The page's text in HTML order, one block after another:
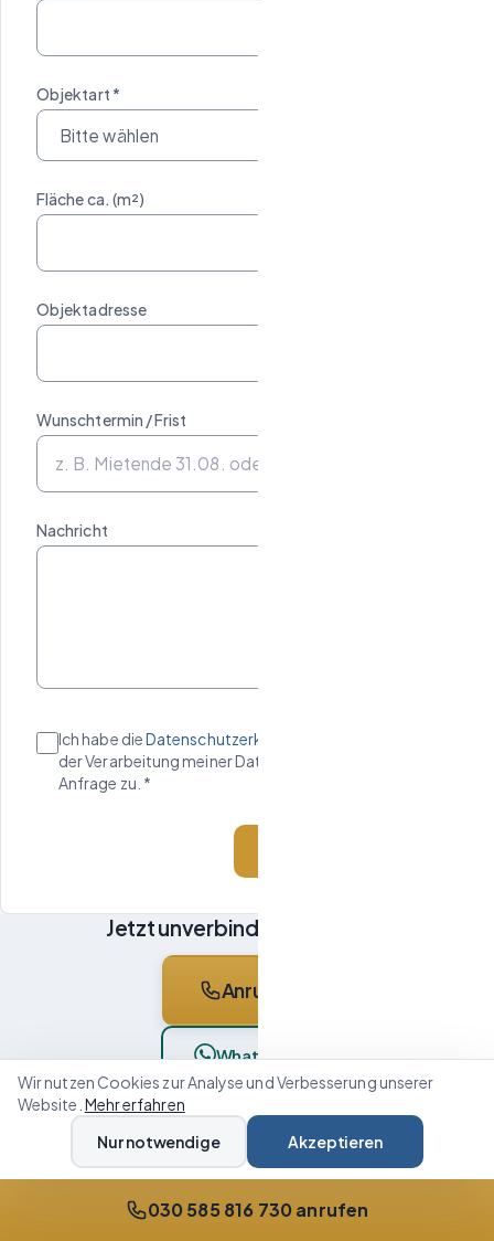
Objektart *
Fläche ca. (m²)
Objektadresse
Wunschtermin / Frist
Nachricht
Ich habe dieDatenschutzerklärung
der Verarbeitung meiner Daten zur Bearbeitung meiner
Anfrage zu. *
Jetzt unverbindlich anfragen
Anrufen
WhatsApp
Oder: Besichtigungstermin online wählen
Gerade außerhalb der Telefonzeiten? Wählen Sie in Ruhe Ihren
Wunschtermin — wir bestätigen persönlich.
030 585 816 730 anrufen
Wir nutzen Cookies zur Analyse und Verbesserung unserer
Website. Mehr erfahren
Nur notwendige
Akzeptieren